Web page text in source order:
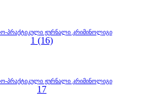
პრაქტიკული ჟურნალი კრიმინოლიგი
1 (16)
პრაქტიკული ჟურნალი კრიმინოლიგი
17